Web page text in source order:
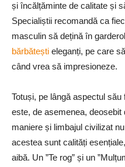
și încălțăminte de calitate și
Specialiștii recomandă ca
masculin să dețină în
bărbătești eleganți, pe care
când vrea să impresioneze.
Totuși, pe lângă aspectul
este, de asemenea, deosebit
maniere și limbajul civilizat
acestea sunt calități
aibă. Un ”Te rog” și un